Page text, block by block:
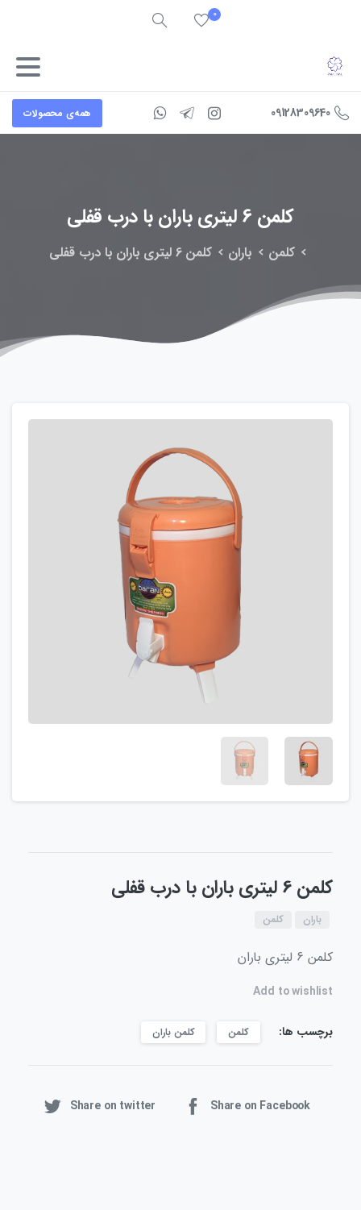
0
09128309640 همه‌ی محصولات
کلمن 6 لیتری بارانبا درب قفلی
کلمن باران کلمن 6 لیتری باران با درب قفلی
کلمن 6 لیتری باران با درب قفلی
باران کلمن
کلمن 6 لیتری باران
Add to wishlist
برچسب ها: کلمن کلمن باران
Share on Facebook
Share on twitter